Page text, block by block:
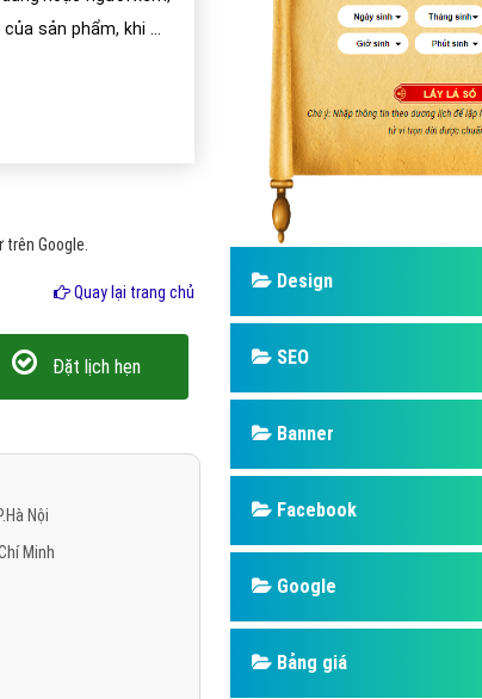
Hỏi đáp phần mềm
Hỏi đáp quảng cáo TVC
Hỏi đáp quảng cáo mobile
Hỏi đáp quảng cáo Online
Hỏi đáp quảng cáo Skype
Quảng cáo Youtube
Dịch vụ quảng cáo Youtube
Dịch vụ quảng cáo Cốc Cốc
Dịch vụ quảng cáo Tiktok
Dịch vụ quảng cáo Zalo
sản phẩm, khi đó
sản phẩm, cuối
cho toàn bộ người
Google.
Quay lại trang chủ
Đặt lịch hẹn
Nội
Minh
Design
SEO
Banner
Facebook
Google
Bảng giá